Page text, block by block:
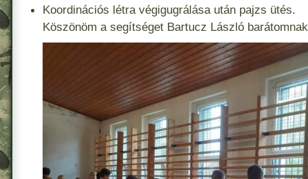
Koordinációs létra végigugrálása után pajzs ütés.
Köszönöm a segítséget Bartucz László